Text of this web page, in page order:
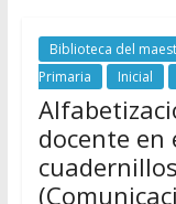
Biblioteca del
Primaria
Inicial
docente en